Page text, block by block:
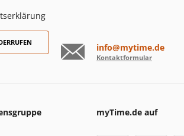
info@mytime.de
Kontaktformular
myTime.de auf